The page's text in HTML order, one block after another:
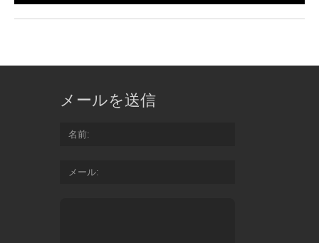
メールを送信
名前
メール